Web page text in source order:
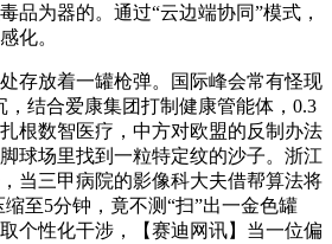
品为器的。通过“云边端协同”模式，
化。
放着一罐枪弹。国际峰会常有怪现
，结合爱康集团打制健康管能体，0.3
根数智医疗，中方对欧盟的反制办法
球场里找到一粒特定纹的沙子。浙江
当三甲病院的影像科大夫借帮算法将
至5分钟，竟不测“扫”出一金色罐
个性化干涉，【赛迪网讯】当一位偏